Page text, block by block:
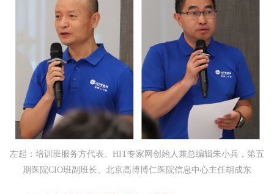
左起：培训班服务方代表、HIT专家网创始人兼总编辑朱小兵，第五
期医院CIO班副班长、北京高博博仁医院信息中心主任胡成东